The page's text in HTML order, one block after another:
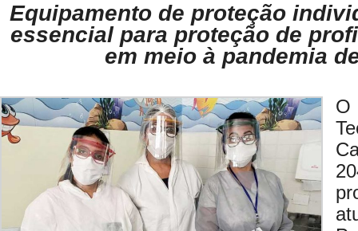
Equipamento de proteção
essencial paraproteção de
em meio à pandemia